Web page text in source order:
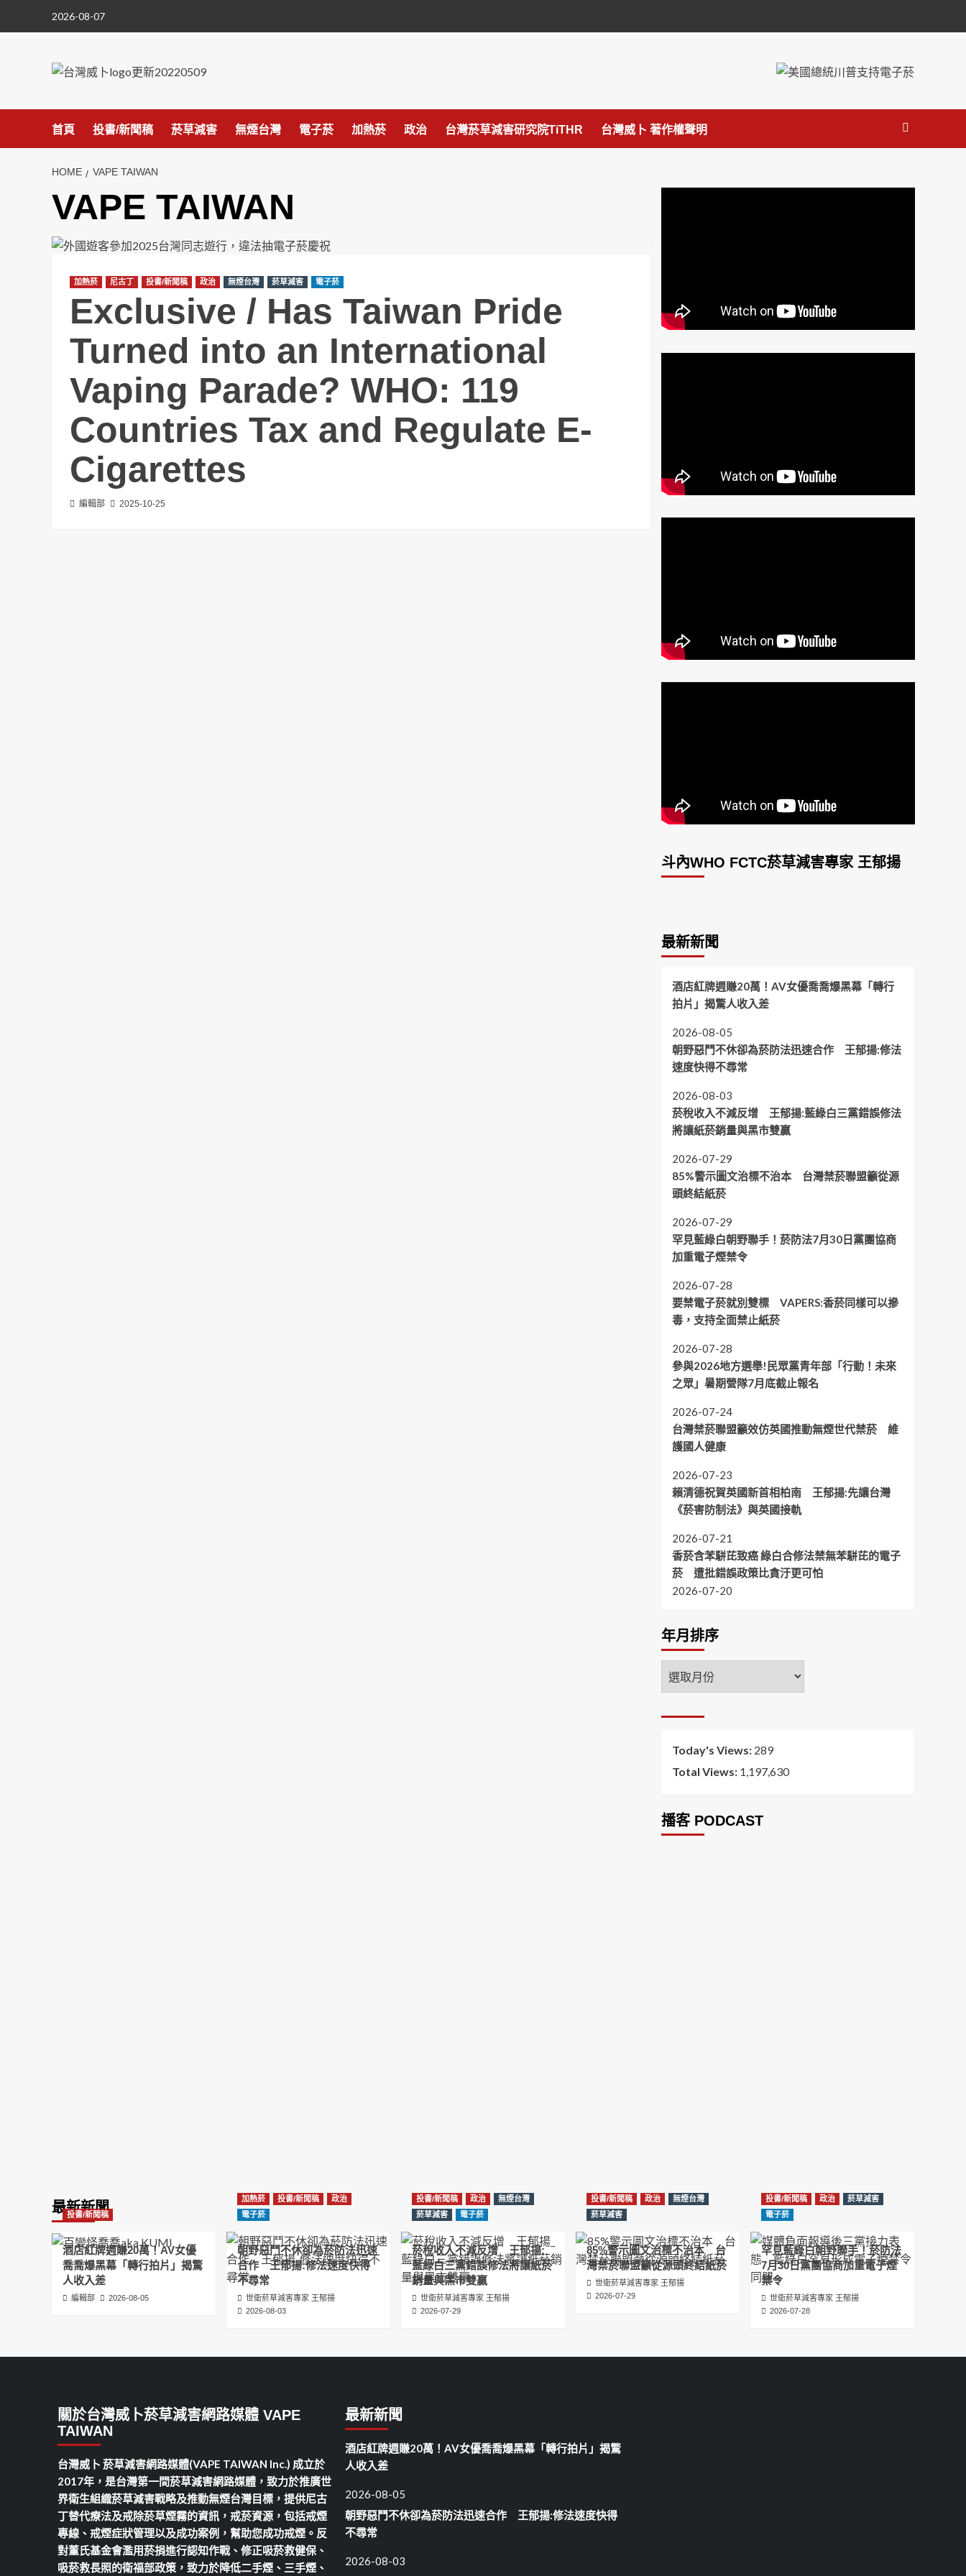
2026-08-07
首頁 投書/新聞稿 菸草減害 無煙台灣 電子菸 加熱菸 政治 台灣菸草減害研究院TiTHR 台灣威卜 著作權聲明
HOME VAPE TAIWAN
VAPE TAIWAN
加熱菸 尼古丁 投書/新聞稿 政治 無煙台灣 菸草減害 電子菸
Exclusive / Has Taiwan Pride
Turned into an International
Vaping Parade? WHO: 119
Countries Tax and Regulate E-
Cigarettes
編輯部 2025-10-25
斗內WHO FCTC菸草減害專家 王郁揚
最新新聞
酒店紅牌週賺20萬！AV女優喬喬爆黑幕「轉行
拍片」揭驚人收入差
2026-08-05
朝野惡鬥不休卻為菸防法迅速合作 王郁揚:修法
速度快得不尋常
2026-08-03
菸稅收入不減反增 王郁揚:藍綠白三黨錯誤修法
將讓紙菸銷量與黑市雙贏
2026-07-29
85%警示圖文治標不治本 台灣禁菸聯盟籲從源
頭終結紙菸
2026-07-29
罕見藍綠白朝野聯手！菸防法7月30日黨團協商
加重電子煙禁令
2026-07-28
要禁電子菸就別雙標 VAPERS:香菸同樣可以摻
毒，支持全面禁止紙菸
2026-07-28
參與2026地方選舉!民眾黨青年部「行動！未來
之眾」暑期營隊7月底截止報名
2026-07-24
台灣禁菸聯盟籲效仿英國推動無煙世代禁菸 維
護國人健康
2026-07-23
賴清德祝賀英國新首相柏南 王郁揚:先讓台灣
《菸害防制法》與英國接軌
2026-07-21
香菸含苯駢芘致癌 綠白合修法禁無苯駢芘的電子
菸 遭批錯誤政策比貪汙更可怕
2026-07-20
年月排序
年
月
序
Today's Views: 289
Total Views: 1,197,630
播客 PODCAST
دليل مناصرة السجائر الإلكترونية: التاريخ الخفي
الاجتماعية #Fahad Al-Jalajel #فهد بن
عبدالرحمن الجلاجل #Sania Nishtar #ثانیہ نشتر;
2025-05-17
邊緣化科學：WHO對菸草減害策略的背離 ft.世
Information
最新新聞
投書/新聞稿
酒店紅牌週賺20萬！AV女優
喬喬爆黑幕「轉行拍片」揭驚
人收入差
編輯部 2026-08-05
加熱菸 投書/新聞稿
政治
電子菸
朝野惡鬥不休卻為菸防法迅速
合作 王郁揚:修法速度快得
不尋常
世衛菸草減害專家 王郁揚
2026-08-03
投書/新聞稿 政治
無煙台灣
菸草減害
電子菸
菸稅收入不減反增 王郁揚:
藍綠白三黨錯誤修法將讓紙菸
銷量與黑市雙贏
世衛菸草減害專家 王郁揚
2026-07-29
投書/新聞稿 政治
無煙台灣
菸草減害
85%警示圖文治標不治本 台
灣禁菸聯盟籲從源頭終結紙菸
世衛菸草減害專家 王郁揚
2026-07-29
投書/新聞稿 政治
菸草減害
電子菸
罕見藍綠白朝野聯手！菸防法
7月30日黨團協商加重電子煙
禁令
世衛菸草減害專家 王郁揚
2026-07-28
關於台灣威卜菸草減害網路媒體 VAPE
TAIWAN
台灣威卜 菸草減害網路媒體(VAPE TAIWAN Inc.) 成立於
2017年，是台灣第一間菸草減害網路媒體，致力於推廣世
界衛生組織菸草減害戰略及推動無煙台灣目標，提供尼古
丁替代療法及戒除菸草煙霧的資訊，戒菸資源，包括戒煙
專線、戒煙症狀管理以及成功案例，幫助您成功戒煙。反
對董氏基金會濫用菸捐進行認知作戰、修正吸菸救健保、
吸菸救長照的衛福部政策，致力於降低二手煙、三手煙、
最新新聞
酒店紅牌週賺20萬！AV女優喬喬爆黑幕「轉行拍片」揭驚
人收入差
2026-08-05
朝野惡鬥不休卻為菸防法迅速合作 王郁揚:修法速度快得
不尋常
2026-08-03